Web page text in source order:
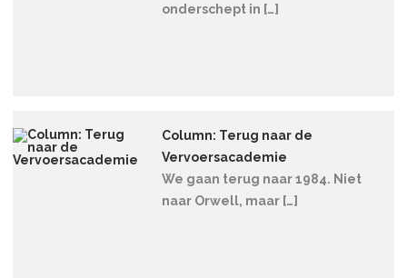
onderschept in […]
Column: Terug naar de
Vervoersacademie
We gaan terug naar 1984. Niet
naar Orwell, maar […]